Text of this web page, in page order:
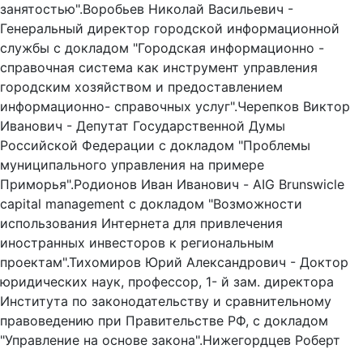
занятостью".Воробьев Николай Васильевич -
Генеральный директор городской информационной
службы с докладом "Городская информационно -
справочная система как инструмент управления
городским хозяйством и предоставлением
информационно- справочных услуг".Черепков Виктор
Иванович - Депутат Государственной Думы
Российской Федерации с докладом "Проблемы
муниципального управления на примере
Приморья".Родионов Иван Иванович - AIG Brunswicle
capital management с докладом "Возможности
использования Интернета для привлечения
иностранных инвесторов к региональным
проектам".Тихомиров Юрий Александрович - Доктор
юридических наук, профессор, 1- й зам. директора
Института по законодательству и сравнительному
правоведению при Правительстве РФ, с докладом
"Управление на основе закона".Нижегордцев Роберт